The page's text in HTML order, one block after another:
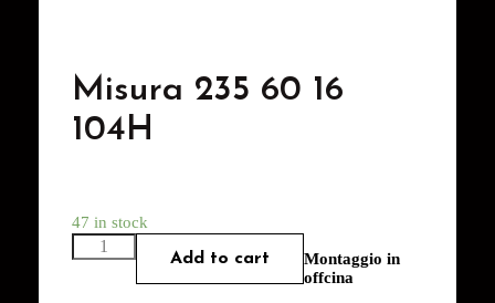
Misura 235 60 16
104H
47 in stock
Add to cart
Montaggio in
offcina